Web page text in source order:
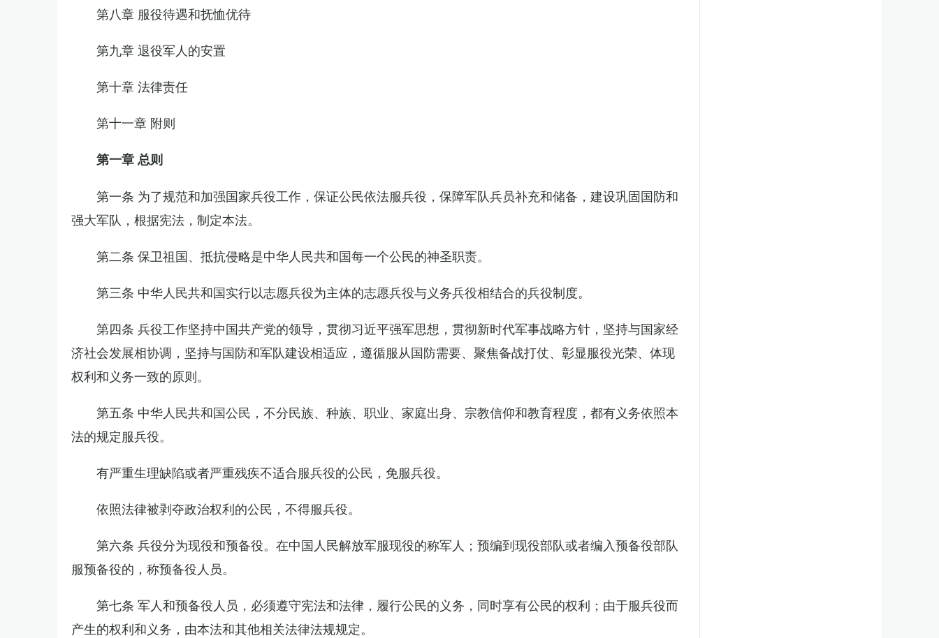
第八章 服役待遇和抚恤优待
第九章 退役军人的安置
第十章 法律责任
第十一章 附则
第一章 总则
第一条 为了规范和加强国家兵役工作，保证公民依法服兵役，保障军队兵员补充和储备，建设巩固国防和
强大军队，根据宪法，制定本法。
第二条 保卫祖国、抵抗侵略是中华人民共和国每一个公民的神圣职责。
第三条 中华人民共和国实行以志愿兵役为主体的志愿兵役与义务兵役相结合的兵役制度。
第四条 兵役工作坚持中国共产党的领导，贯彻习近平强军思想，贯彻新时代军事战略方针，坚持与国家经
济社会发展相协调，坚持与国防和军队建设相适应，遵循服从国防需要、聚焦备战打仗、彰显服役光荣、体现
权利和义务一致的原则。
第五条 中华人民共和国公民，不分民族、种族、职业、家庭出身、宗教信仰和教育程度，都有义务依照本
法的规定服兵役。
有严重生理缺陷或者严重残疾不适合服兵役的公民，免服兵役。
依照法律被剥夺政治权利的公民，不得服兵役。
第六条 兵役分为现役和预备役。在中国人民解放军服现役的称军人；预编到现役部队或者编入预备役部队
服预备役的，称预备役人员。
第七条 军人和预备役人员，必须遵守宪法和法律，履行公民的义务，同时享有公民的权利；由于服兵役而
产生的权利和义务，由本法和其他相关法律法规规定。